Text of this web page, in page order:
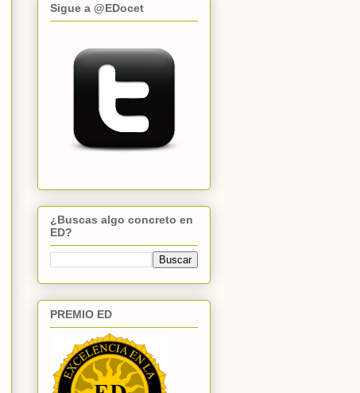
Sigue a @EDocet
¿Buscas algo concreto en
ED?
PREMIO ED